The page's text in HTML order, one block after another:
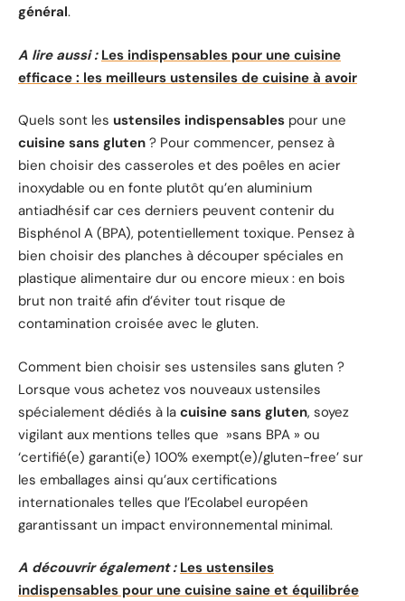
général.
A lire aussi : Les indispensables pour une cuisine
efficace : les meilleurs ustensiles de cuisine à avoir
Quels sont les ustensiles indispensables pour une
cuisine sans gluten ? Pour commencer, pensez à
bien choisir des casseroles et des poêles en acier
inoxydable ou en fonte plutôt qu’en aluminium
antiadhésif car ces derniers peuvent contenir du
Bisphénol A (BPA), potentiellement toxique. Pensez à
bien choisir des planches à découper spéciales en
plastique alimentaire dur ou encore mieux : en bois
brut non traité afin d’éviter tout risque de
contamination croisée avec le gluten.
Comment bien choisir ses ustensiles sans gluten ?
Lorsque vous achetez vos nouveaux ustensiles
spécialement dédiés à la cuisine sans gluten, soyez
vigilant aux mentions telles que »sans BPA » ou
‘certifié(e) garanti(e) 100% exempt(e)/gluten-free’ sur
les emballages ainsi qu’aux certifications
internationales telles que l’Ecolabel européen
garantissant un impact environnemental minimal.
A découvrir également : Les ustensiles
indispensables pour une cuisine saine et équilibrée